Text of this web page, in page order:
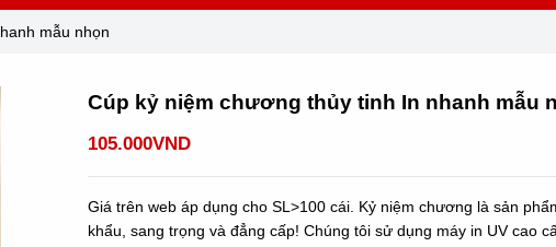
mẫu nhọn
Cúp kỷ niệm chương thủy tinh In nhanh mẫu
105.000VND
Giá trên web áp dụng cho SL>100 cái. Kỷ niệm chương là sản
khẩu, sang trọng và đẳng cấp! Chúng tôi sử dụng máy in UV cao